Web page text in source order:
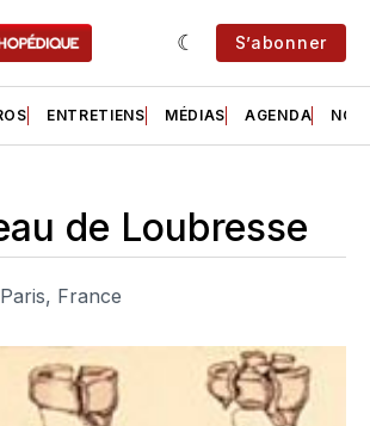
S’abonner
ENTRETIENS MÉDIAS AGENDA NOS
de Loubresse
France